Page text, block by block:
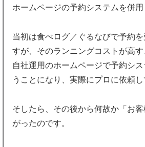
ホームページの予約システムを併用
当初は食べログ／ぐるなびで予約
すが、そのランニングコストが高す
自社運用のホームページで予約シ
うことになり、実際にプロに依頼し
そしたら、その後から何故か「お
がったのです。